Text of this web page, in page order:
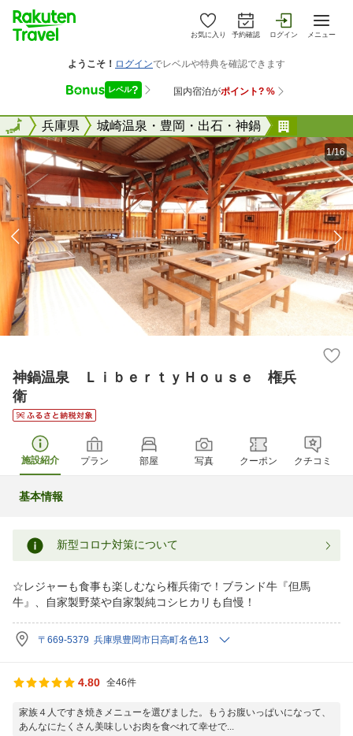
お気に入り 予約確認 ログイン メニュー
全国兵庫県 城崎温泉・豊岡・出石・神鍋
全国
1/16
神鍋温泉 ＬｉｂｅｒｔｙＨｏｕｓｅ 権兵
衛
施設紹介 プラン 部屋 写真 クーポン クチコミ
基本情報
新型コロナ対策について
☆レジャーも食事も楽しむなら権兵衛で！ブランド牛『但馬
牛』、自家製野菜や自家製純コシヒカリも自慢！
〒669-5379 兵庫県豊岡市日高町名色13
4.80 全46件
家族４人ですき焼きメニューを選びました。もうお腹いっぱいになって、
あんなにたくさん美味しいお肉を食べれて幸せで...